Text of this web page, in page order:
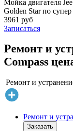
Мойка двигателя
Golden Star по
3961 руб
Записаться
Ремонт и
Compass
Ремонт и
Ремонт и
Заказать